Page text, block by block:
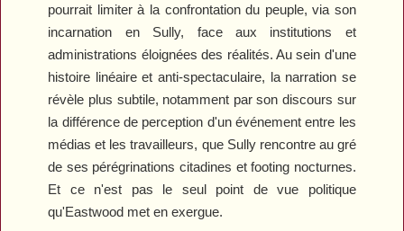
pourrait limiter à la confrontation du peuple, via son
incarnation en Sully, face aux institutions et
administrations éloignées des réalités. Au sein d'une
histoire linéaire et anti-spectaculaire, la narration se
révèle plus subtile, notamment par son discours sur
la différence de perception d'un événement entre les
médias et les travailleurs, que Sully rencontre au gré
de ses pérégrinations citadines et footing nocturnes.
Et ce n'est pas le seul point de vue politique
qu'Eastwood met en exergue.